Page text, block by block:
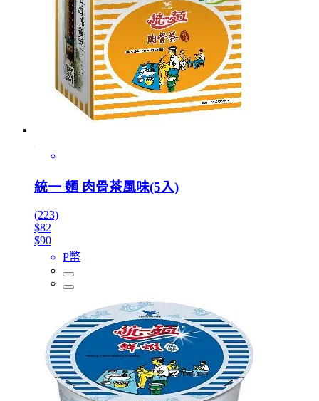
統一 麵 肉骨茶風味(5入)
(223)
$82
$90
P幣